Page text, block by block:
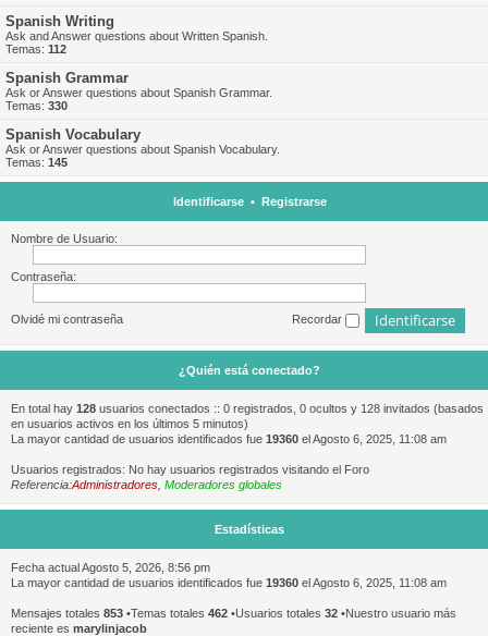
Spanish Writing
Ask and Answer questions about Written Spanish.
Temas: 112
Spanish Grammar
Ask or Answer questions about Spanish Grammar.
Temas: 330
Spanish Vocabulary
Ask or Answer questions about Spanish Vocabulary.
Temas: 145
Identificarse• Registrarse
Nombre de Usuario:
Contraseña:
Olvidé mi contraseña Recordar
¿Quién está conectado?
En total hay 128 usuarios conectados :: 0 registrados, 0 ocultos y 128 invitados (basados
en usuarios activos en los últimos 5 minutos)
La mayor cantidad de usuarios identificados fue 19360 el Agosto 6, 2025, 11:08 am
Usuarios registrados: No hay usuarios registrados visitando el Foro
Referencia:Administradores Moderadores globales
Estadísticas
Fecha actual Agosto 5, 2026, 8:56 pm
La mayor cantidad de usuarios identificados fue 19360 el Agosto 6, 2025, 11:08 am
Mensajes totales 853 •Temas totales 462 •Usuarios totales 32 •Nuestro usuario más
reciente es marylinjacob